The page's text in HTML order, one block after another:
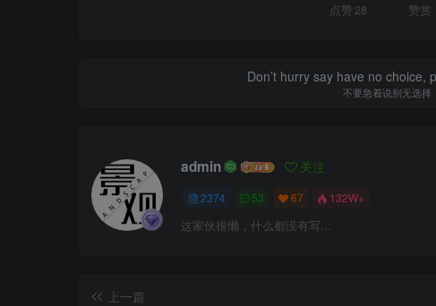
点赞28 赞赏
Don’t hurry say have no
不要急着说别无选择
admin 关注
2374 53 67 132W+
这家伙很懒，什么都没有写...
上一篇